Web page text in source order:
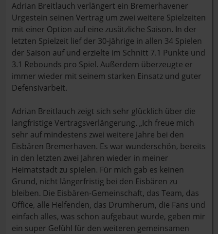
Adrian Breitlauch verlängert ein Bremerhavener
Urgestein seinen Vertrag um zwei weitere Spielzeiten
mit einer Option auf eine zusätzliche Saison. In der
letzten Spielzeit lief der 30-jährige in allen 34 Spielen
der Saison auf und erzielte im Schnitt 7.1 Punkte und
3.1 Rebounds pro Spiel. Außerdem überzeugte er
immer wieder mit seinem starken Einsatz und guter
Defensivarbeit.
Adrian Breitlauch zeigt sich sehr glücklich über die
langfristige Vertragsverlängerung. „Ich freue mich
sehr auf mindestens zwei weitere Jahre bei den
Eisbären Bremerhaven. Es war wunderschön, bereits
in den letzten zwei Jahren wieder in meiner
Heimatstadt zu spielen. Für mich gab es keinen
Grund, nicht längerfristig bei den Eisbären zu
bleiben. Die Eisbären-Gemeinschaft, das Team, das
Office, alle Helfenden, das Drumherum, die Fans und
einfach alles, was schon aufgebaut wurde, geben mir
ein super Gefühl für den weiteren gemeinsamen